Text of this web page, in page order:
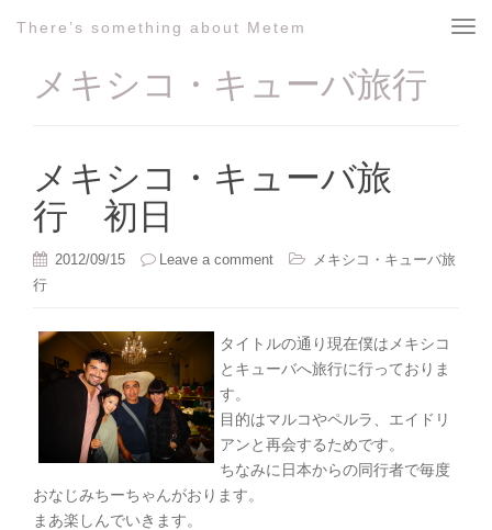
T
There’s something about Metem
メキシコ・キューバ旅行
メキシコ・キューバ旅
行 初日
2012/09/15 Leave a comment
メキシコ・キューバ旅
行
タイトルの通り現在僕はメキシコ
とキューバへ旅行に行っておりま
す。
目的はマルコやペルラ、エイドリ
アンと再会するためです。
ちなみに日本からの同行者で毎度
おなじみちーちゃんがおります。
まあ楽しんでいきます。